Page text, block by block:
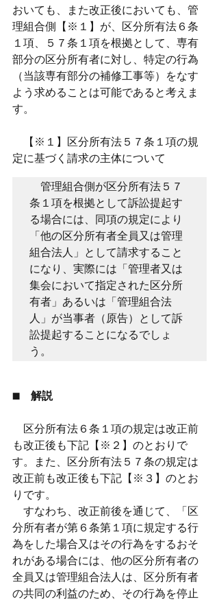
おいても、また改正後においても、管
理組合側【※１】が、区分所有法６条
１項、５７条１項を根拠として、専有
部分の区分所有者に対し、特定の行為
（当該専有部分の補修工事等）をなす
よう求めることは可能であると考えま
す。
【※１】区分所有法５７条１項の規
定に基づく請求の主体について
管理組合側が区分所有法５７
条１項を根拠として訴訟提起す
る場合には、同項の規定により
「他の区分所有者全員又は管理
組合法人」として請求すること
になり、実際には「管理者又は
集会において指定された区分所
有者」あるいは「管理組合法
人」が当事者（原告）として訴
訟提起することになるでしょ
う。
■　解説
区分所有法６条１項の規定は改正前
も改正後も下記【※２】のとおりで
す。また、区分所有法５７条の規定は
改正前も改正後も下記【※３】のとお
りです。
すなわち、改正前後を通じて、「区
分所有者が第６条第１項に規定する行
為をした場合又はその行為をするおそ
れがある場合には、他の区分所有者の
全員又は管理組合法人は、区分所有者
の共同の利益のため、その行為を停止